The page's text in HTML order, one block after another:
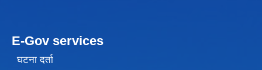
E-Gov services
घटना दर्ता